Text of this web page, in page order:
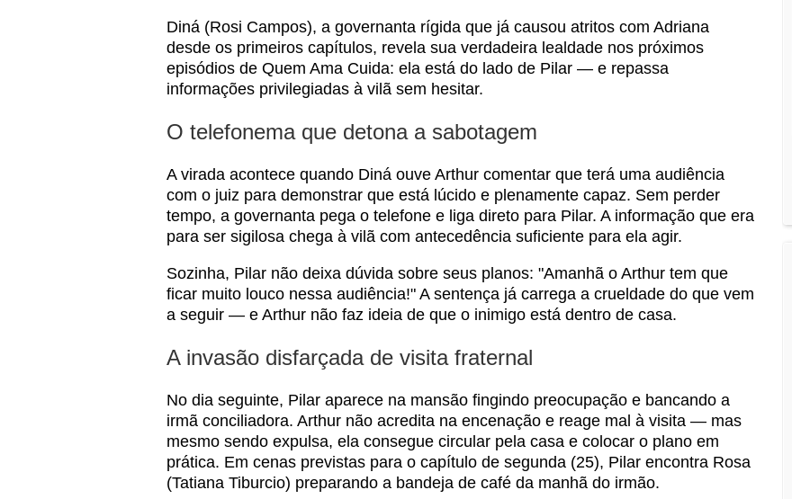
Diná (Rosi Campos), a governanta rígida que já causou atritos com Adriana
desde os primeiros capítulos, revela sua verdadeira lealdade nos próximos
episódios de Quem Ama Cuida: ela está do lado de Pilar — e repassa
informações privilegiadas à vilã sem hesitar.
O telefonema que detona a sabotagem
A virada acontece quando Diná ouve Arthur comentar que terá uma audiência
com o juiz para demonstrar que está lúcido e plenamente capaz. Sem perder
tempo, a governanta pega o telefone e liga direto para Pilar. A informação que era
para ser sigilosa chega à vilã com antecedência suficiente para ela agir.
Sozinha, Pilar não deixa dúvida sobre seus planos: "Amanhã o Arthur tem que
ficar muito louco nessa audiência!" A sentença já carrega a crueldade do que vem
a seguir — e Arthur não faz ideia de que o inimigo está dentro de casa.
A invasão disfarçada de visita fraternal
No dia seguinte, Pilar aparece na mansão fingindo preocupação e bancando a
irmã conciliadora. Arthur não acredita na encenação e reage mal à visita — mas
mesmo sendo expulsa, ela consegue circular pela casa e colocar o plano em
prática. Em cenas previstas para o capítulo de segunda (25), Pilar encontra Rosa
(Tatiana Tiburcio) preparando a bandeja de café da manhã do irmão.